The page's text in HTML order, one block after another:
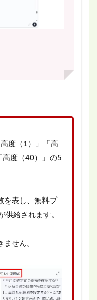
度（1）」「高
高度（40）」の5
を表し、無料プ
供給されます。
せん。